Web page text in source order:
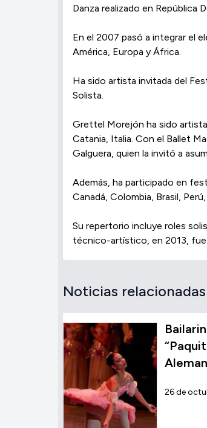
Danza realizado en República
En el 2007 pasó a integrar el
América, Europa y África.
Ha sido artista invitada del
Solista.
Grettel Morejón ha sido artista
Catania, Italia. Con el Ballet
Galguera, quien la invitó a
Además, ha participado en
Canadá, Colombia, Brasil,
Su repertorio incluye roles
técnico-artístico, en 2013, fue
Noticias relacionadas
26 de